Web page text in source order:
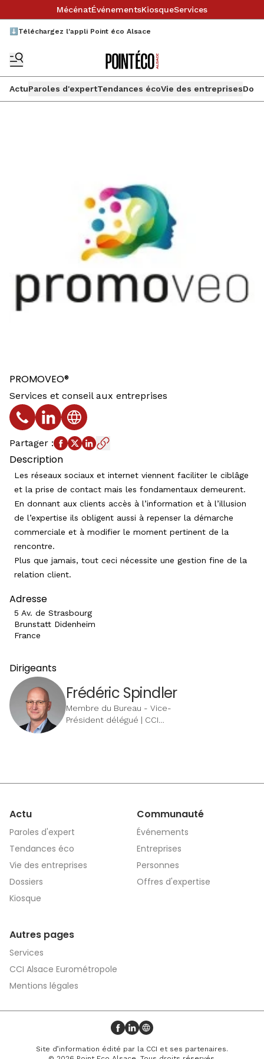
MécénatÉvénementsKiosqueServices
⬇️Téléchargez l'appli Point éco Alsace
ActuParoles d'expertTendances écoVie des entreprises
PROMOVEO®
Services et conseil aux entreprises
TéléphoneProfil LinkedIn
Site web
Partager :
Description
Les réseaux sociaux et internet viennent faciliter le ciblâge
et la prise de contact mais les fondamentaux demeurent.
En donnant aux clients accès à l’information et à l’illusion
de l’expertise ils obligent aussi à repenser la démarche
commerciale et à modifier le moment pertinent de la
rencontre.
Plus que jamais, tout ceci nécessite une gestion fine de la
relation client.
Adresse
5 Av. de Strasbourg
Brunstatt Didenheim
France
Dirigeants
Frédéric Spindler
Membre du Bureau - Vice-
Président délégué | CCI
Actu
Paroles d'expert
Tendances éco
Vie des entreprises
Dossiers
Kiosque
Communauté
Événements
Entreprises
Personnes
Offres d'expertise
Autres pages
Services
CCI Alsace Eurométropole
Mentions légales
Profil Facebook
Profil LinkedIn
Site web
Site d’information édité par la CCI et ses partenaires.